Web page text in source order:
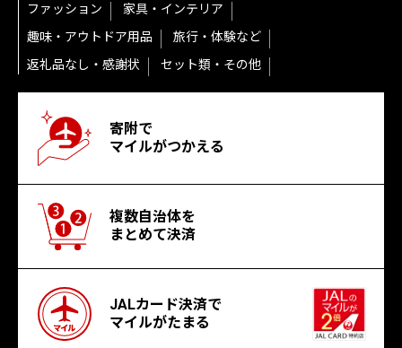
ファッション
家具・インテリア
趣味・アウトドア用品
旅行・体験など
返礼品なし・感謝状
セット類・その他
寄附で
マイルがつかえる
複数自治体を
まとめて決済
JALカード決済で
マイルがたまる